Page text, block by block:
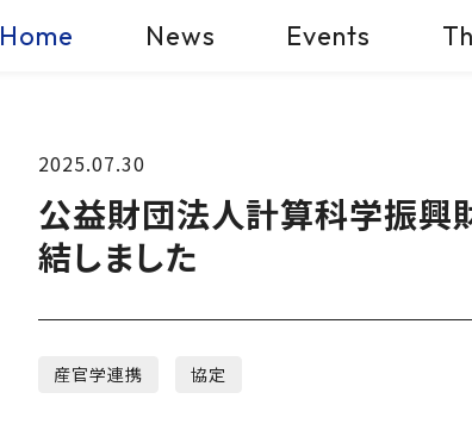
Home News Events
2025.07.30
公益財団法人計算科学振興
結しました
産官学連携 協定